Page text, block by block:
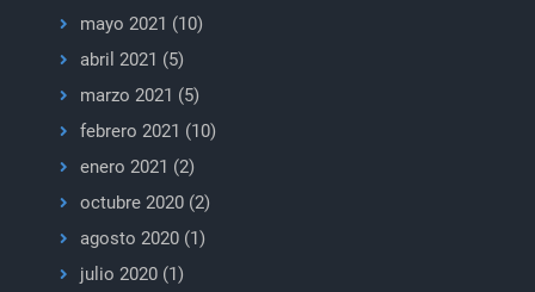
mayo 2021 (10)
abril 2021 (5)
marzo 2021 (5)
febrero 2021 (10)
enero 2021 (2)
octubre 2020(2)
agosto 2020(1)
julio 2020(1)